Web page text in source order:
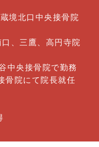
境北口中央接骨院
、三鷹、高円寺院
中央接骨院で勤務
骨院にて院長就任